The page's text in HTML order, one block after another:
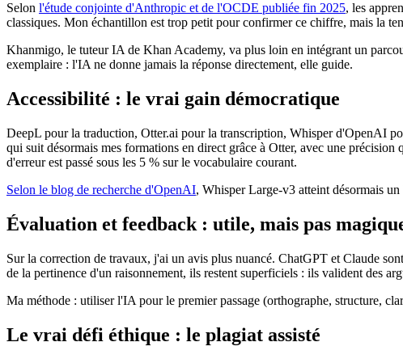
Selon l'étude conjointe d'Anthropic et de l'OCDE publiée fin 2025, les
classiques. Mon échantillon est trop petit pour confirmer ce chiffre, mais la
Khanmigo, le tuteur IA de Khan Academy, va plus loin en intégrant un
exemplaire : l'IA ne donne jamais la réponse directement, elle guide.
Accessibilité : le vrai gain démocratique
DeepL pour la traduction, Otter.ai pour la transcription, Whisper d'OpenAI
qui suit désormais mes formations en direct grâce à Otter, avec une
d'erreur est passé sous les 5 % sur le vocabulaire courant.
Selon le blog de recherche d'OpenAI, Whisper Large-v3 atteint désormais
Évaluation et feedback : utile, mais pas
Sur la correction de travaux, j'ai un avis plus nuancé. ChatGPT et Claude
de la pertinence d'un raisonnement, ils restent superficiels : ils valident des
Ma méthode : utiliser l'IA pour le premier passage (orthographe, structure,
Le vrai défi éthique : le plagiat assisté